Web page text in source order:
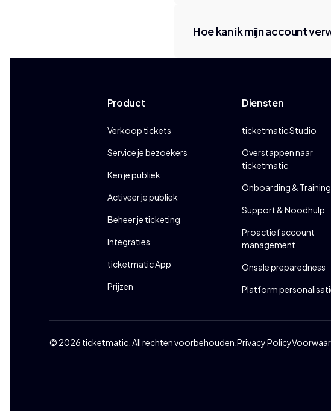
Hoe kan ik mijn account
Product
Verkoop tickets
Service je bezoekers
Ken je publiek
Activeer je publiek
Beheer je ticketing
Integraties
ticketmatic App
Prijzen
Diensten
ticketmatic Studio
Overstappen naar
ticketmatic
Onboarding & Training
Support & Noodhulp
Proactief account
management
Onsale preparedness
Platform
© 2026 ticketmatic. All rechten voorbehouden. Privacy Policy